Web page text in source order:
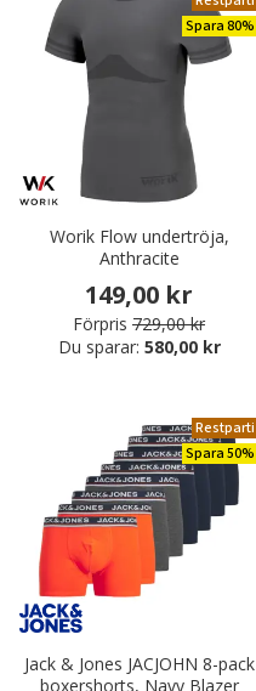
Spara 80%
Worik Flow undertröja,
Anthracite
149,00 kr
Förpris 729,00 kr
Du sparar: 580,00 kr
Restparti
Spara 50%
Jack & Jones JACJOHN 8-pack
boxershorts, Navy Blazer